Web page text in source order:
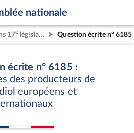
nationale
17e législature Question écrite n° 6185
écrite n° 6185 :
des producteurs de
européens et